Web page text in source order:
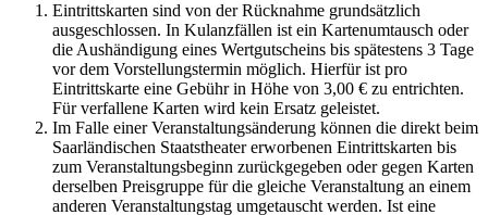
Eintrittskarten sind von der Rücknahme grundsätzlich
ausgeschlossen. In Kulanzfällen ist ein Kartenumtausch oder
die Aushändigung eines Wertgutscheins bis spätestens 3 Tage
vor dem Vorstellungstermin möglich. Hierfür ist pro
Eintrittskarte eine Gebühr in Höhe von 3,00 € zu entrichten.
Für verfallene Karten wird kein Ersatz geleistet.
Im Falle einer Veranstaltungsänderung können die direkt beim
Saarländischen Staatstheater erworbenen Eintrittskarten bis
zum Veranstaltungsbeginn zurückgegeben oder gegen Karten
derselben Preisgruppe für die gleiche Veranstaltung an einem
anderen Veranstaltungstag umgetauscht werden. Ist eine